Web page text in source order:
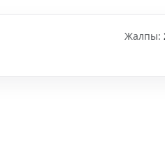
Жалпы: